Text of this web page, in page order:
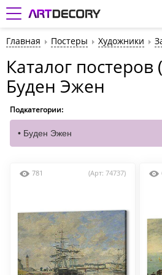
Главная Постеры Художники
Каталог постеров
Буден Эжен
Подкатегории:
781 (Арт: 74737)